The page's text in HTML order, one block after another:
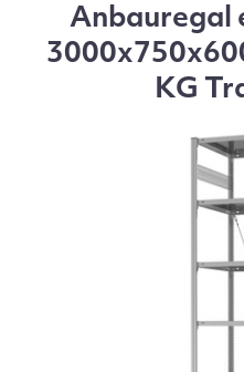
Anbauregal
KG